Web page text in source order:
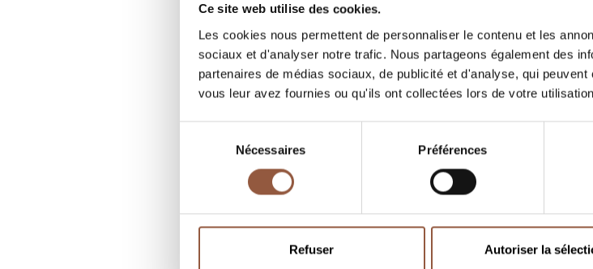
Ce site web utilise des cookies.
Les cookies nous permettent de personnaliser le contenu et les
sociaux et d'analyser notre trafic. Nous partageons également des
partenaires de médias sociaux, de publicité et d'analyse, qui
vous leur avez fournies ou qu'ils ont collectées lors de votre
consentement
Nécessaires Préférences
Refuser Autoriser la